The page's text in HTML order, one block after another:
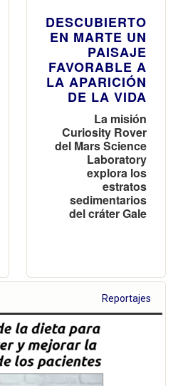
DESCUBIERTO
EN MARTE UN
PAISAJE
FAVORABLE A
LA APARICIÓN
DE LA VIDA
La misión
Curiosity Rover
del Mars Science
Laboratory
explora los
estratos
sedimentarios
del cráter Gale
Reportajes